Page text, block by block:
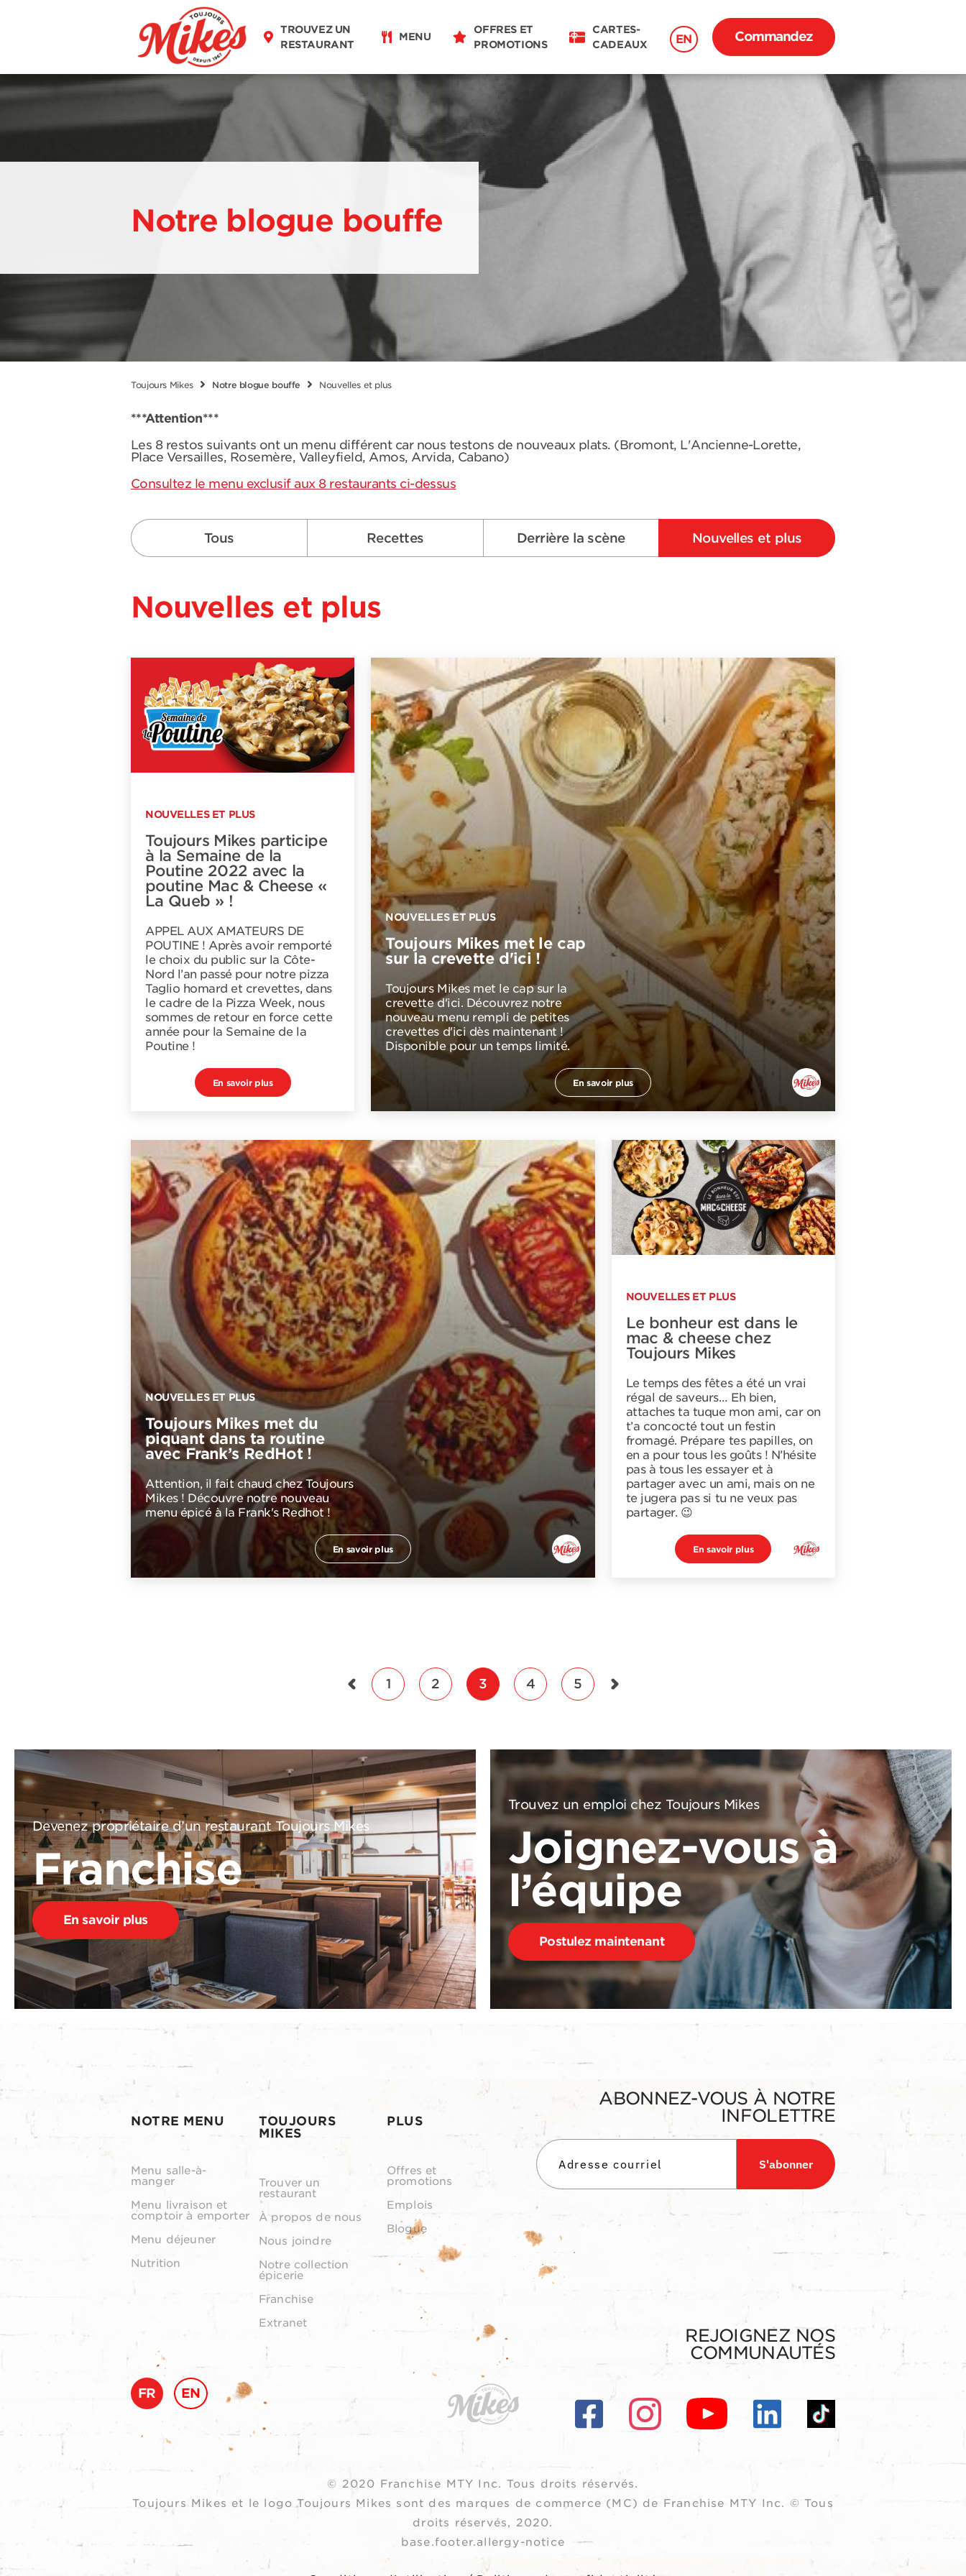
TROUVEZ UN
RESTAURANT
MENU
OFFRES ET
PROMOTIONS
CARTES-
CADEAUX
EN Commandez
Notre blogue bouffe
Toujours Mikes Notre blogue bouffe Nouvelles et plus
***Attention***
Les 8 restos suivants ont un menu différent car nous testons de nouveaux plats. (Bromont, L'Ancienne-Lorette,
Place Versailles, Rosemère, Valleyfield, Amos, Arvida, Cabano)
Consultez le menu exclusif aux 8 restaurants ci-dessus
Tous Recettes Derrière la scène Nouvelles et plus
Nouvelles et plus
NOUVELLES ET PLUS
Toujours Mikes participe
à la Semaine de la
Poutine 2022 avec la
poutine Mac & Cheese «
La Queb » !
APPEL AUX AMATEURS DE
POUTINE ! Après avoir remporté
le choix du public sur la Côte-
Nord l’an passé pour notre pizza
Taglio homard et crevettes, dans
le cadre de la Pizza Week, nous
sommes de retour en force cette
année pour la Semaine de la
Poutine !
En savoir plus
NOUVELLES ET PLUS
Toujours Mikes met le cap
sur la crevette d'ici !
Toujours Mikes met le cap sur la
crevette d'ici. Découvrez notre
nouveau menu rempli de petites
crevettes d'ici dès maintenant !
Disponible pour un temps limité.
En savoir plus
NOUVELLES ET PLUS
Toujours Mikes met du
piquant dans ta routine
avec Frank’s RedHot !
Attention, il fait chaud chez Toujours
Mikes ! Découvre notre nouveau
menu épicé à la Frank's Redhot !
En savoir plus
NOUVELLES ET PLUS
Le bonheur est dans le
mac & cheese chez
Toujours Mikes
Le temps des fêtes a été un vrai
régal de saveurs… Eh bien,
attaches ta tuque mon ami, car on
t’a concocté tout un festin
fromagé. Prépare tes papilles, on
en a pour tous les goûts ! N’hésite
pas à tous les essayer et à
partager avec un ami, mais on ne
te jugera pas si tu ne veux pas
partager. 😉
En savoir plus
1 2 3 4 5
Devenez propriétaire d’un restaurant Toujours Mikes
Franchise
En savoir plus
Trouvez un emploi chez Toujours Mikes
Joignez-vous à
l’équipe
Postulez maintenant
NOTRE MENU
Menu salle-à-
manger
Menu livraison et
comptoir à emporter
Menu déjeuner
Nutrition
TOUJOURS
MIKES
Trouver un
restaurant
À propos de nous
Nous joindre
Notre collection
épicerie
Franchise
Extranet
PLUS
Offres et
promotions
Emplois
Blogue
ABONNEZ-VOUS À NOTRE
INFOLETTRE
S'abonner
FR EN
REJOIGNEZ NOS
COMMUNAUTÉS
© 2020 Franchise MTY Inc. Tous droits réservés.
Toujours Mikes et le logo Toujours Mikes sont des marques de commerce (MC) de Franchise MTY Inc. © Tous
droits réservés, 2020.
base.footer.allergy-notice